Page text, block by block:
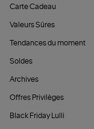
Carte Cadeau
Valeurs Sûres
Tendances du moment
Soldes
Archives
Offres Privilèges
Black Friday Lulli